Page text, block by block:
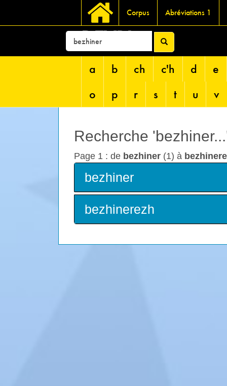
Corpus Abréviations 1
DEVRI
a b ch c'h d
e
o
p r s t u v
Recherche
Page 1 : de bezhiner (1) à
bezhiner
bezhinerezh